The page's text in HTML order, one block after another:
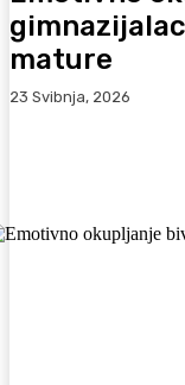
mature
23 Svibnja, 2026